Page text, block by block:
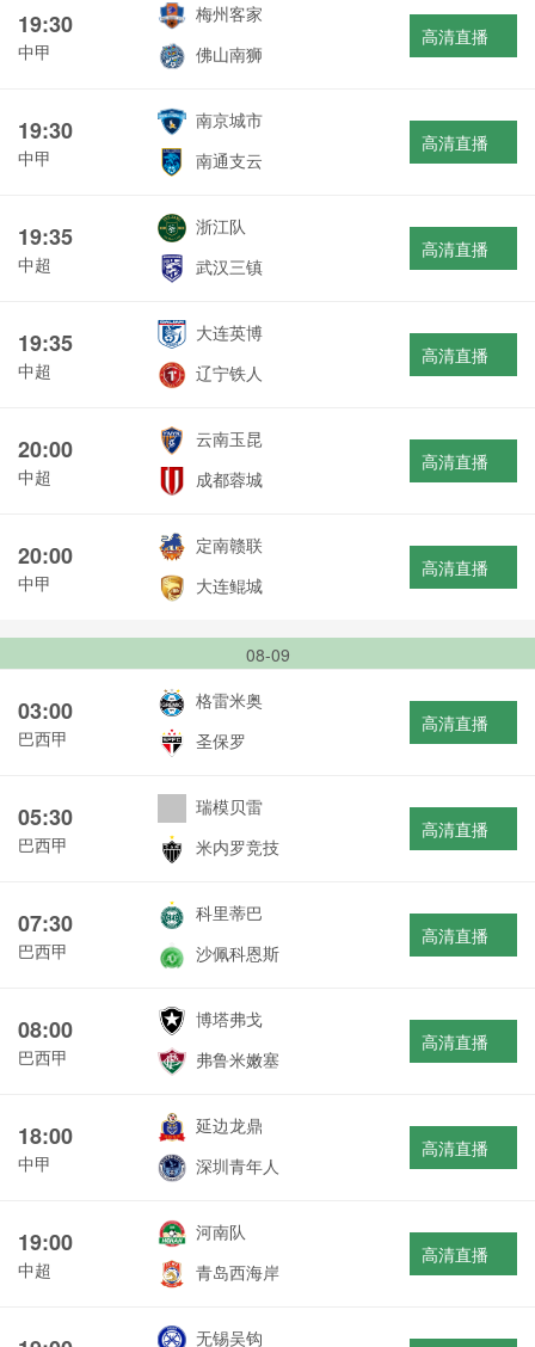
19:30
中甲
梅州客家
佛山南狮
高清直播
19:30
中甲
南京城市
南通支云
高清直播
19:35
中超
浙江队
武汉三镇
高清直播
19:35
中超
大连英博
辽宁铁人
高清直播
20:00
中超
云南玉昆
成都蓉城
高清直播
20:00
中甲
定南赣联
大连鲲城
高清直播
08-09
03:00
巴西甲
格雷米奥
圣保罗
高清直播
05:30
巴西甲
瑞模贝雷
米内罗竞技
高清直播
07:30
巴西甲
科里蒂巴
沙佩科恩斯
高清直播
08:00
巴西甲
博塔弗戈
弗鲁米嫩塞
高清直播
18:00
中甲
延边龙鼎
深圳青年人
高清直播
19:00
中超
河南队
青岛西海岸
高清直播
无锡吴钩